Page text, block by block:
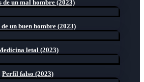
de un mal hombre (2023)
de un buen hombre (2023)
letal (2023)
Perfil falso (2023)